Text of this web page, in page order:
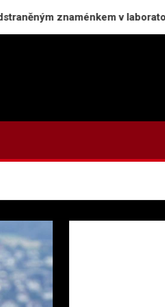
v laboratoři: Cesta